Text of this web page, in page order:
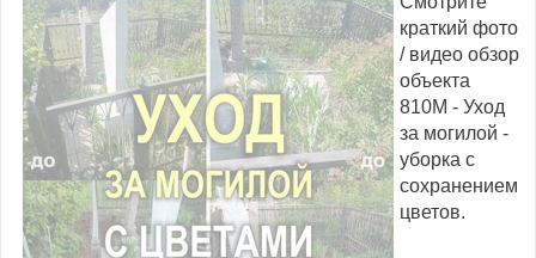
краткий фото
/ видео обзор
объекта
810M - Уход
за могилой -
уборка с
сохранением
цветов.